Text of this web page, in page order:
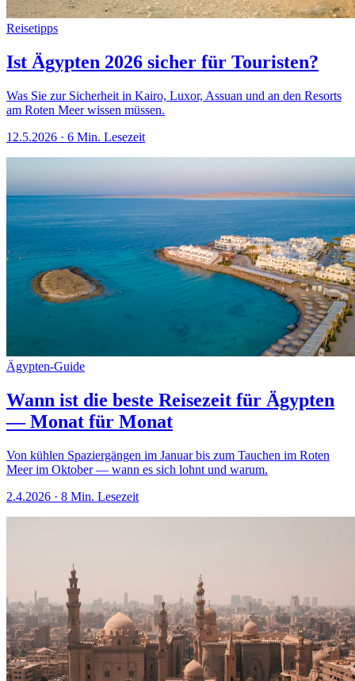
Reisetipps
Ist Ägypten 2026 sicher für Touristen?
Was Sie zur Sicherheit in Kairo, Luxor, Assuan und an den Resorts
am Roten Meer wissen müssen.
12.5.2026 · 6 Min. Lesezeit
Ägypten-Guide
Wann ist die beste Reisezeit für Ägypten
— Monat für Monat
Von kühlen Spaziergängen im Januar bis zum Tauchen im Roten
Meer im Oktober — wann es sich lohnt und warum.
2.4.2026 · 8 Min. Lesezeit